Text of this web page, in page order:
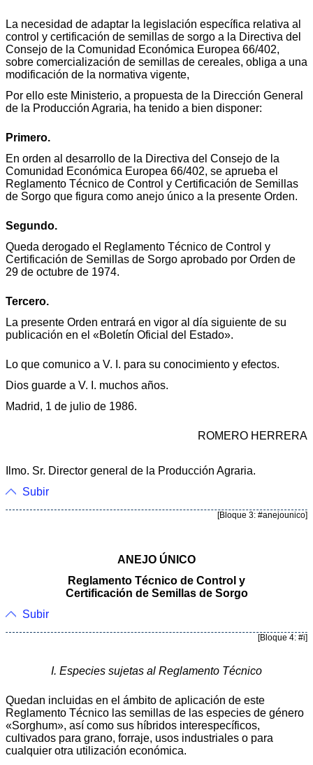
La necesidad de adaptar la legislación específica relativa al
control y certificación de semillas de sorgo a la Directiva del
Consejo de la Comunidad Económica Europea 66/402,
sobre comercialización de semillas de cereales, obliga a una
modificación de la normativa vigente,
Por ello este Ministerio, a propuesta de la Dirección General
de la Producción Agraria, ha tenido a bien disponer:
Primero.
En orden al desarrollo de la Directiva del Consejo de la
Comunidad Económica Europea 66/402, se aprueba el
Reglamento Técnico de Control y Certificación de Semillas
de Sorgo que figura como anejo único a la presente Orden.
Segundo.
Queda derogado el Reglamento Técnico de Control y
Certificación de Semillas de Sorgo aprobado por Orden de
29 de octubre de 1974.
Tercero.
La presente Orden entrará en vigor al día siguiente de su
publicación en el «Boletín Oficial del Estado».
Lo que comunico a V. I. para su conocimiento y efectos.
Dios guarde a V. I. muchos años.
Madrid, 1 de julio de 1986.
ROMERO HERRERA
Ilmo. Sr. Director general de la Producción Agraria.
Subir
[Bloque 3: #anejounico]
ANEJO ÚNICO
Reglamento Técnico de Control y
Certificación de Semillas de Sorgo
Subir
[Bloque 4: #i]
I. Especies sujetas al Reglamento Técnico
Quedan incluidas en el ámbito de aplicación de este
Reglamento Técnico las semillas de las especies de género
«Sorghum», así como sus híbridos interespecíficos,
cultivados para grano, forraje, usos industriales o para
cualquier otra utilización económica.